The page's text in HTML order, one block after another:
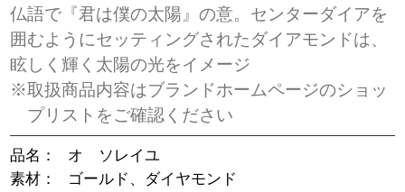
仏語で『君は僕の太陽』の意。センターダイアを
囲むようにセッティングされたダイアモンドは、
眩しく輝く太陽の光をイメージ
※取扱商品内容はブランドホームページのショッ
プリストをご確認ください
品名：
オ ソレイユ
素材：
ゴールド、ダイヤモンド